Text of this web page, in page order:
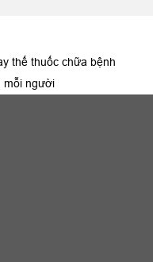
thế thuốc chữa bệnh
mỗi người